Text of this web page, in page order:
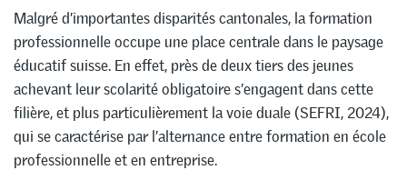
Malgré d’importantes disparités cantonales, la formation
professionnelle occupe une place centrale dans le paysage
éducatif suisse. En effet, près de deux tiers des jeunes
achevant leur scolarité obligatoire s’engagent dans cette
filière, et plus particulièrement la voie duale (SEFRI, 2024),
qui se caractérise par l’alternance entre formation en école
professionnelle et en entreprise.